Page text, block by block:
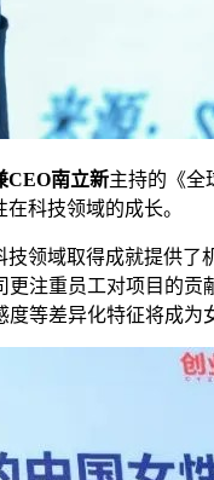
CEO南立新主持的《全
科技领域的成长。
领域取得成就提供
注重员工对项目的
等差异化特征将成为